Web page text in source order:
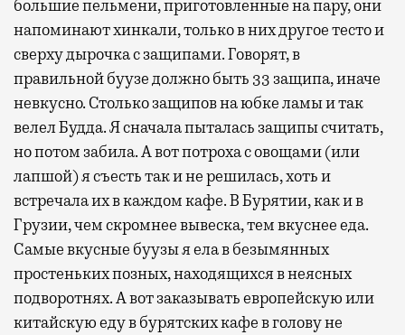
большие пельмени, приготовленные на пару, они
напоминают хинкали, только в них другое тесто и
сверху дырочка с защипами. Говорят, в
правильной буузе должно быть 33 защипа, иначе
невкусно. Столько защипов на юбке ламы и так
велел Будда. Я сначала пыталась защипы считать,
но потом забила. А вот потроха с овощами (или
лапшой) я съесть так и не решилась, хоть и
встречала их в каждом кафе. В Бурятии, как и в
Грузии, чем скромнее вывеска, тем вкуснее еда.
Самые вкусные буузы я ела в безымянных
простеньких позных, находящихся в неясных
подворотнях. А вот заказывать европейскую или
китайскую еду в бурятских кафе в голову не